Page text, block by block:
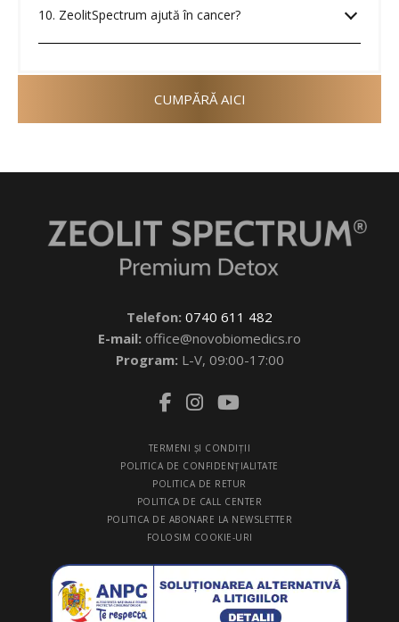
10. ZeolitSpectrum ajută în cancer?
CUMPĂRĂ AICI
Telefon: 0740 611 482
E-mail: office@novobiomedics.ro
Program: L-V, 09:00-17:00
TERMENI ŞI CONDIŢII
POLITICA DE CONFIDENŢIALITATE
POLITICA DE RETUR
POLITICA DE CALL CENTER
POLITICA DE ABONARE LA NEWSLETTER
FOLOSIM COOKIE-URI